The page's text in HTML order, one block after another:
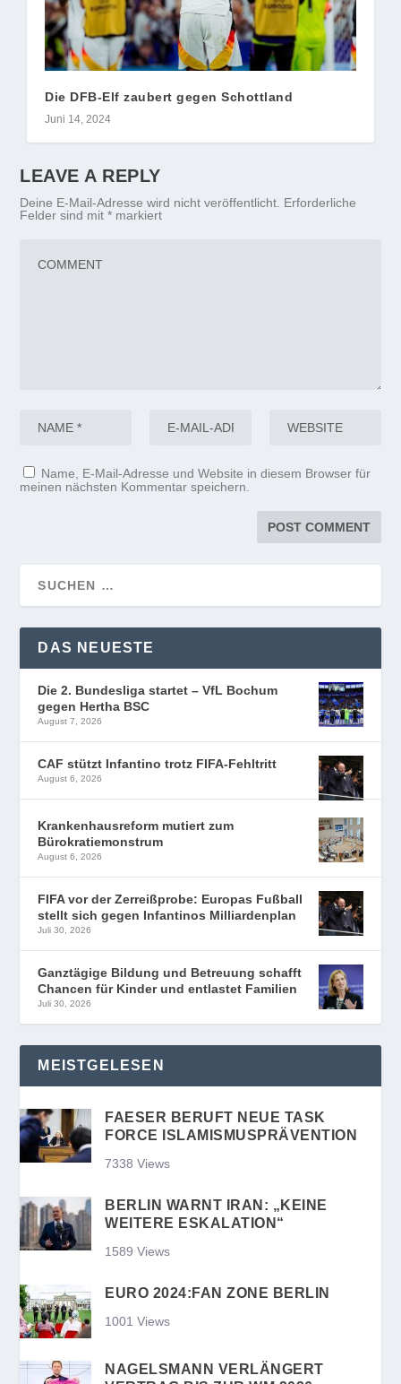
Die DFB-Elf zaubert gegen Schottland
Juni 14, 2024
LEAVE A REPLY
Deine E-Mail-Adresse wird nicht veröffentlicht. Erforderliche
Felder sind mit* markiert
Name, E-Mail-Adresse und Website in diesem Browser für
meinen nächsten Kommentar speichern.
DAS NEUESTE
Die 2. Bundesliga startet – VfL Bochum
gegen Hertha BSC
August 7, 2026
CAF stützt Infantino trotz FIFA-Fehltritt
August 6, 2026
Krankenhausreform mutiert zum
Bürokratiemonstrum
August 6, 2026
FIFA vor der Zerreißprobe: Europas Fußball
stellt sich gegen Infantinos Milliardenplan
Juli 30, 2026
Ganztägige Bildung und Betreuung schafft
Chancen für Kinder und entlastet Familien
Juli 30, 2026
MEISTGELESEN
FAESER BERUFT NEUE TASK
FORCE ISLAMISMUSPRÄVENTION
7338 Views
BERLIN WARNT IRAN: „KEINE
WEITERE ESKALATION“
1589 Views
EURO 2024:FAN ZONE BERLIN
1001 Views
NAGELSMANN VERLÄNGERT